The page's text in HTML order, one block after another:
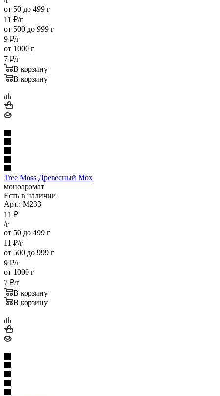
от 50 до 499 г
11 ₽/г
от 500 до 999 г
9 ₽/г
от 1000 г
7 ₽/г
В корзину
В корзину
Tree Moss Древесный Мох
моноаромат
Есть в наличии
Арт.: M233
11 ₽
/г
от 50 до 499 г
11 ₽/г
от 500 до 999 г
9 ₽/г
от 1000 г
7 ₽/г
В корзину
В корзину